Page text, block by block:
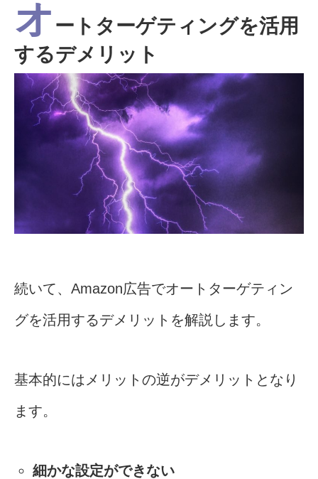
オ ートターゲティングを活用
するデメリット
続いて、Amazon広告でオートターゲティン
グを活用するデメリットを解説します。
基本的にはメリットの逆がデメリットとなり
ます。
細かな設定ができない